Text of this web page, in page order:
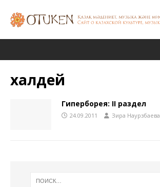
халдей
Гиперборея: ҮІІ раздел
24.09.2011 Зира Наурзбаева